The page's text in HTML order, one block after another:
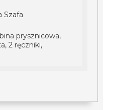
Szafa
prysznicowa,
2 ręczniki,